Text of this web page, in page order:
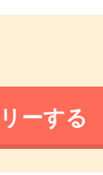
ーする